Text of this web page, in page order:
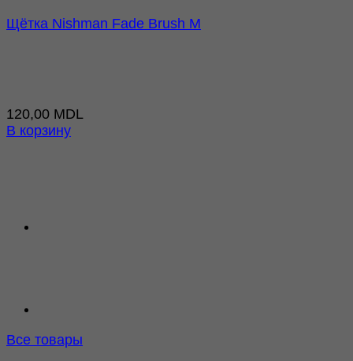
Щётка Nishman Fade Brush M
120,00 MDL
В корзину
Все товары